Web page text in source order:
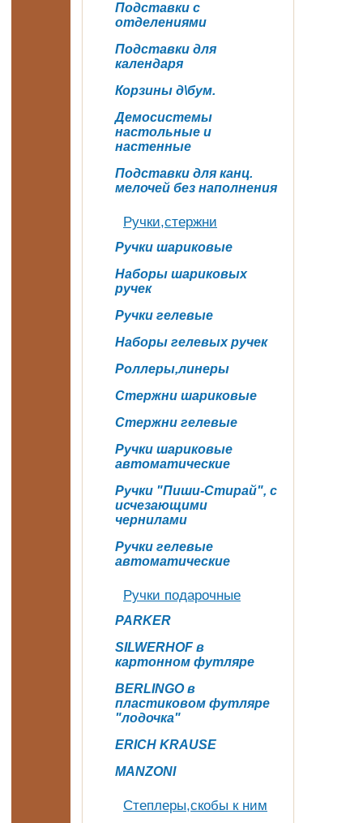
Подставки с
отделениями
Подставки для
календаря
Корзины д\бум.
Демосистемы
настольные и
настенные
Подставки для канц.
мелочей без наполнения
Ручки,стержни
Ручки шариковые
Наборы шариковых
ручек
Ручки гелевые
Наборы гелевых ручек
Роллеры,линеры
Стержни шариковые
Стержни гелевые
Ручки шариковые
автоматические
Ручки "Пиши-Стирай", с
исчезающими
чернилами
Ручки гелевые
автоматические
Ручки подарочные
PARKER
SILWERHOF в
картонном футляре
BERLINGO в
пластиковом футляре
"лодочка"
ERICH KRAUSE
MANZONI
Степлеры,скобы к ним